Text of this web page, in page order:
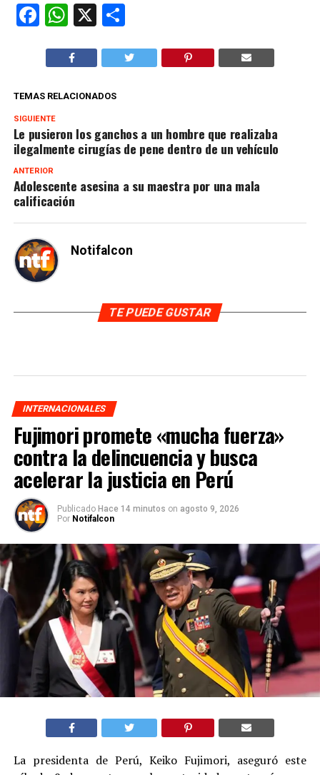
Facebook
WhatsApp
X Compartir
TEMAS RELACIONADOS
SIGUIENTE
Le pusieron los ganchos a un hombre que realizaba
ilegalmente cirugías de pene dentro de un vehículo
ANTERIOR
Adolescente asesina a su maestra por una mala
calificación
Notifalcon
TE PUEDE GUSTAR
INTERNACIONALES
Fujimori promete «mucha fuerza»
contra la delincuencia y busca
acelerar la justicia en Perú
Publicado Hace 14 minutos on agosto 9, 2026
Por Notifalcon
La presidenta de Perú, Keiko Fujimori, aseguró este